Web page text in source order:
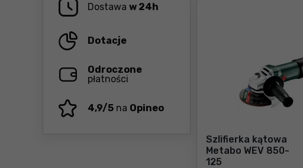
Dostawa w 24h
Dotacje
Odroczone
płatności
4,9/5 na Opineo
Szlifierka kątowa
Metabo WEV 850-
125